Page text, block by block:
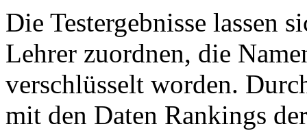
Die Testergebnisse lassen
Lehrer zuordnen, die
verschlüsselt worden.
mit den Daten Rankings